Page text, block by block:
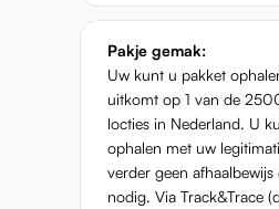
Pakje gemak:
Uw kunt u pakket
uitkomt op 1 van de
locties in Nederland. U
ophalen met uw
verder geen
nodig. Via Track&Trace